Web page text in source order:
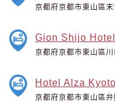
京都府京都市東山區
Gion Shijo Hotel
京都府京都市東山區
Hotel Alza Kyoto
京都府京都市東山區